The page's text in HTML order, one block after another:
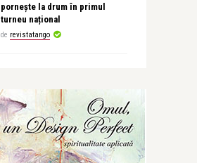
pornește la drum în primul
turneu național
de revistatango